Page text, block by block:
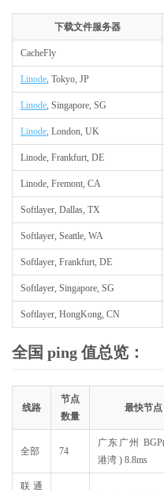
下载文件服务器
CacheFly
Linode, Tokyo, JP
Linode, Singapore, SG
Linode, London, UK
Linode, Frankfurt, DE
Linode, Fremont, CA
Softlayer, Dallas, TX
Softlayer, Seattle, WA
Softlayer, Frankfurt, DE
Softlayer, Singapore, SG
Softlayer, HongKong, CN
全国 ping 值总览：
线路
节点
数量
最快节点
全部 74
广东广州
港湾 ) 8.8ms
联通